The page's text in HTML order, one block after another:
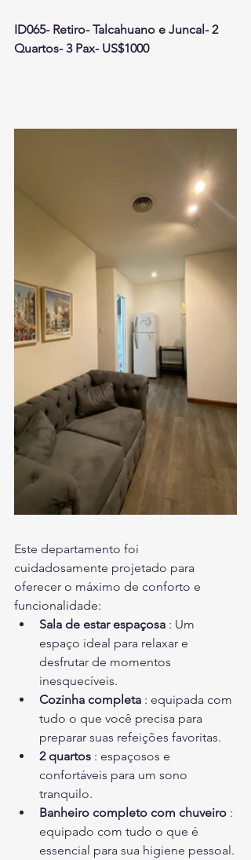
ID065- Retiro- Talcahuano e Juncal- 2
Quartos- 3 Pax- US$1000
Este departamento foi
cuidadosamente projetado para
oferecer o máximo de conforto e
funcionalidade:
Sala de estar espaçosa : Um
espaço ideal para relaxar e
desfrutar de momentos
inesquecíveis.
Cozinha completa : equipada com
tudo o que você precisa para
preparar suas refeições favoritas.
2 quartos : espaçosos e
confortáveis para um sono
tranquilo.
Banheiro completo com chuveiro :
equipado com tudo o que é
essencial para sua higiene pessoal.